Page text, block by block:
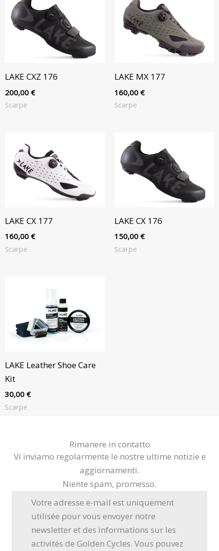
LAKE CXZ 176
200,00 €
Scarpe
LAKE MX 177
160,00 €
Scarpe
LAKE CX 177
160,00 €
Scarpe
LAKE CX 176
150,00 €
Scarpe
LAKE Leather Shoe Care
Kit
30,00 €
Scarpe
Rimanere in contatto
Vi inviamo regolarmente le nostre ultime notizie e
aggiornamenti.
Niente spam, promesso.
Votre adresse e-mail est uniquement
utilisée pour vous envoyer notre
newsletter et des informations sur les
activités de Golden Cycles. Vous pouvez